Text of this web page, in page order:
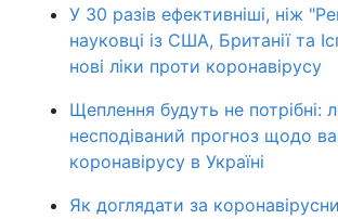
У 30 разів ефективніші, ніж
науковці із США, Британії та
нові ліки проти коронавірусу
Щеплення будуть не потрібні:
несподіваний прогноз щодо
коронавірусу в Україні
Як доглядати за